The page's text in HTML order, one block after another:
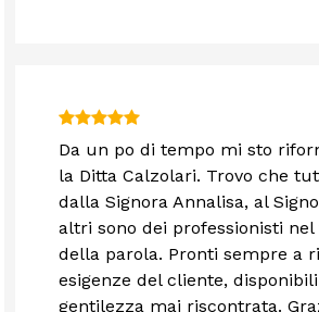
Da un po di tempo mi sto
la Ditta Calzolari. Trovo che
dalla Signora Annalisa, al
altri sono dei professionisti nel
della parola. Pronti sempre a
esigenze del cliente,
gentilezza mai riscontrata.